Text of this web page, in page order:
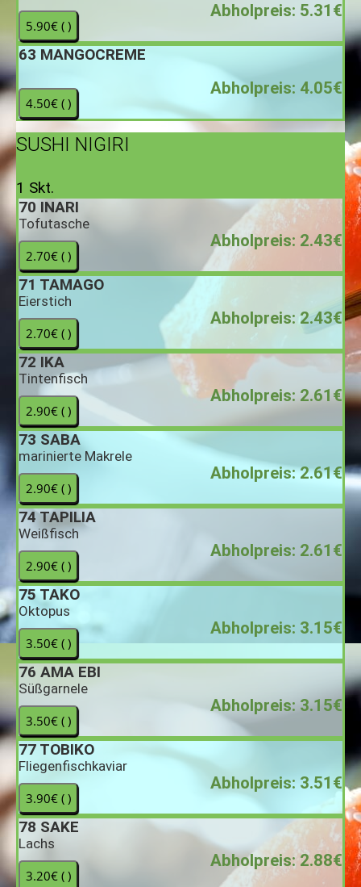
Abholpreis: 5.31€
63 MANGOCREME
Abholpreis: 4.05€
SUSHI NIGIRI
1 Skt.
70 INARI
Tofutasche
Abholpreis: 2.43€
71 TAMAGO
Eierstich
Abholpreis: 2.43€
72 IKA
Tintenfisch
Abholpreis: 2.61€
73 SABA
marinierte Makrele
Abholpreis: 2.61€
74TAPILIA
Weißfisch
Abholpreis: 2.61€
75TAKO
Oktopus
Abholpreis: 3.15€
76 AMA EBI
Süßgarnele
Abholpreis: 3.15€
77 TOBIKO
Fliegenfischkaviar
Abholpreis: 3.51€
78 SAKE
Lachs
Abholpreis: 2.88€